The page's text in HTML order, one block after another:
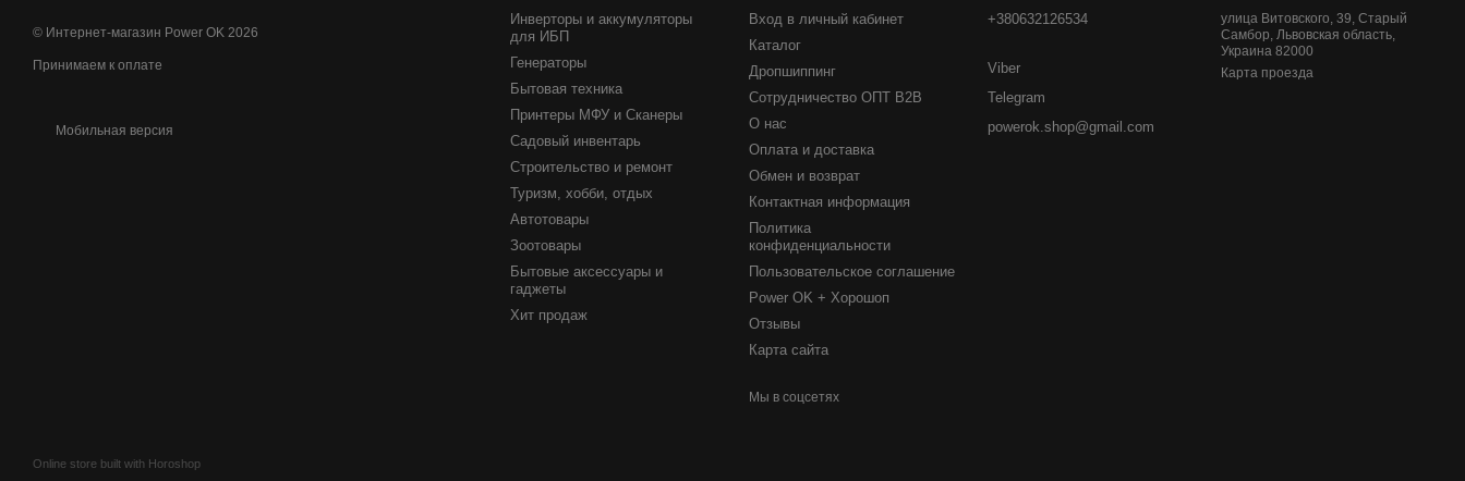
© Интернет-магазин Power OK 2026
Принимаем к оплате
Мобильная версия
Online store built with Horoshop
Инверторы и аккумуляторы
для ИБП
Генераторы
Бытовая техника
Принтеры МФУ и Сканеры
Садовый инвентарь
Строительство и ремонт
Туризм, хобби, отдых
Автотовары
Зоотовары
Бытовые аксессуары и
гаджеты
Хит продаж
Вход в личный кабинет
Каталог
Дропшиппинг
Сотрудничество ОПТ B2B
О нас
Оплата и доставка
Обмен и возврат
Контактная информация
Политика
конфиденциальности
Пользовательское соглашение
Power OK + Хорошоп
Отзывы
Карта сайта
Мы в соцсетях
+380632126534
Viber
Telegram
powerok.shop@gmail.com
улица Витовского, 39, Старый
Самбор, Львовская область,
Украина 82000
Карта проезда